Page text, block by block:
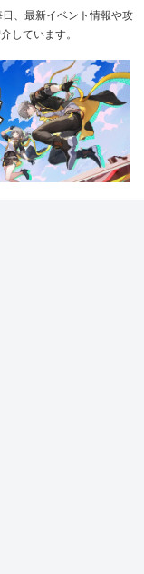
、最新イベント情報や攻
しています。